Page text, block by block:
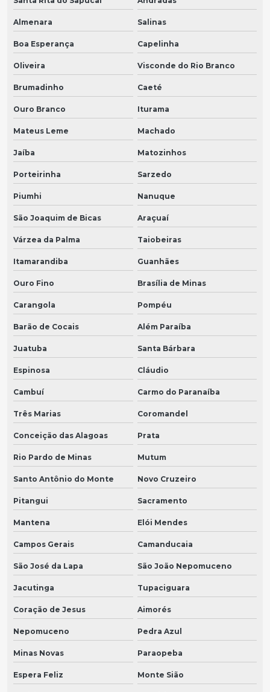
Almenara Salinas
Boa Esperança Capelinha
Oliveira Visconde do Rio Branco
Brumadinho Caeté
Ouro Branco Iturama
Mateus Leme Machado
Jaíba Matozinhos
Porteirinha Sarzedo
Piumhi Nanuque
São Joaquim de Bicas Araçuaí
Várzea da Palma Taiobeiras
Itamarandiba Guanhães
Ouro Fino Brasília de Minas
Carangola Pompéu
Barão de Cocais Além Paraíba
Juatuba Santa Bárbara
Espinosa Cláudio
Cambuí Carmo do Paranaíba
Três Marias Coromandel
Conceição das Alagoas Prata
Rio Pardo de Minas Mutum
Santo Antônio do Monte Novo Cruzeiro
Pitangui Sacramento
Mantena Elói Mendes
Campos Gerais Camanducaia
São José da Lapa São João Nepomuceno
Jacutinga Tupaciguara
Coração de Jesus Aimorés
Nepomuceno Pedra Azul
Minas Novas Paraopeba
Espera Feliz Monte Sião